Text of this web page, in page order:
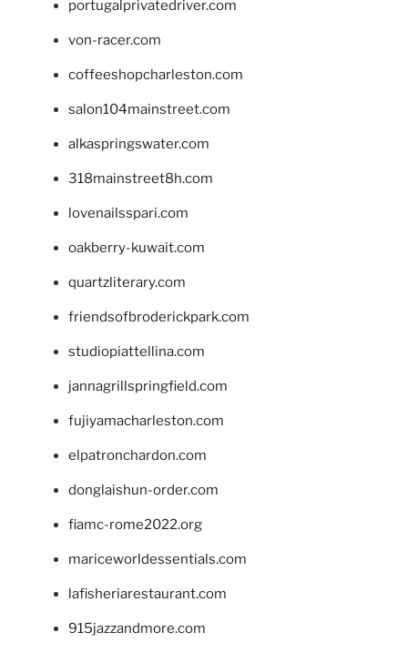
portugalprivatedriver.com
von-racer.com
coffeeshopcharleston.com
salon104mainstreet.com
alkaspringswater.com
318mainstreet8h.com
lovenailsspari.com
oakberry-kuwait.com
quartzliterary.com
friendsofbroderickpark.com
studiopiattellina.com
jannagrillspringfield.com
fujiyamacharleston.com
elpatronchardon.com
donglaishun-order.com
fiamc-rome2022.org
mariceworldessentials.com
lafisheriarestaurant.com
915jazzandmore.com